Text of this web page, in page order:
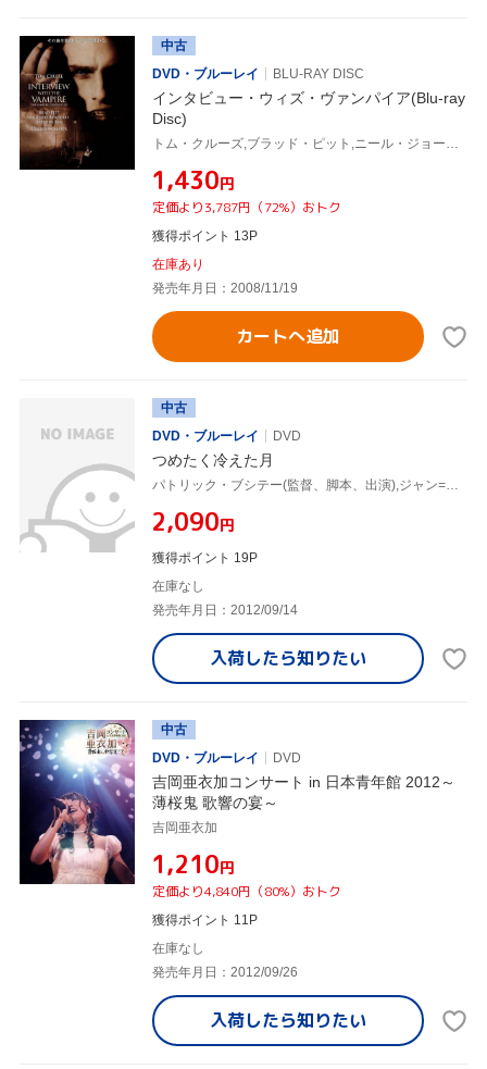
中古
DVD・ブルーレイ
BLU-RAY DISC
インタビュー・ウィズ・ヴァンパイア(Blu-ray
Disc)
トム・クルーズ,ブラッド・ピット,ニール・ジョーダン(監督)
¥1,430円
定価より3,787円（72%）おトク
獲得ポイント 13P
在庫あり
発売年月日：2008/11/19
カートへ追加
中古
DVD・ブルーレイ
DVD
つめたく冷えた月
パトリック・ブシテー(監督、脚本、出演),ジャン=フランソワ・ステヴナン,カリン・ナリス,チャールズ・ブコウスキー(原作),リュック・ベッソン(製作),ディディエ・ロックウッド(音楽)
¥2,090円
獲得ポイント 19P
在庫なし
発売年月日：2012/09/14
入荷したら知りたい
中古
DVD・ブルーレイ
DVD
吉岡亜衣加コンサート in 日本青年館 2012～
薄桜鬼 歌響の宴～
吉岡亜衣加
¥1,210円
定価より4,840円（80%）おトク
獲得ポイント 11P
在庫なし
発売年月日：2012/09/26
入荷したら知りたい